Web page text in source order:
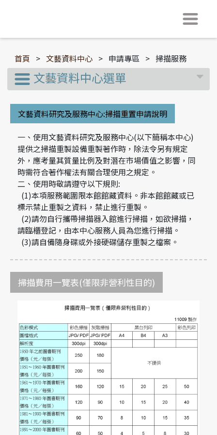
首頁 > 文藝資料中心 > 申請專區 > 掃描服務
文藝資料中心選單
文藝資料研究及服務中心:掃描重置申請說明
一、使用文藝資料研究及服務中心(以下簡稱本中心)
提供之掃描重製設備重製著作時，除法令另有規定
外，應考量其質量比例及對潛在市場價值之影響，同
時需符合著作權法有關合理使用之規定。
二、使用時敬請遵守以下規則:
(1)本項服務範圍限本館館藏資料。非本館館藏或已
標示禁止重製之資料，禁止進行重製。
(2)請勿自行攜帶掃描器入館進行掃描，如欲掃描，
請臨櫃登記，由本中心服務人員為您進行掃描。
(3)請自備隨身碟或外接硬碟儲存重製之檔案。
掃描費用一覽表(僅限非營利性目的)